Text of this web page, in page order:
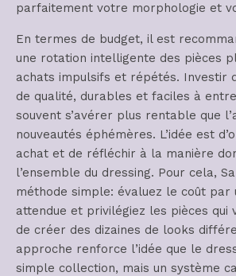
parfaitement votre morphologie et
En termes de budget, il est
une rotation intelligente des pièces
achats impulsifs et répétés. Investir
de qualité, durables et faciles à
souvent s’avérer plus rentable que
nouveautés éphémères. L’idée est
achat et de réfléchir à la manière
l’ensemble du dressing. Pour cela,
méthode simple: évaluez le coût par
attendue et privilégiez les pièces qui
de créer des dizaines de looks
approche renforce l’idée que le
simple collection, mais un système